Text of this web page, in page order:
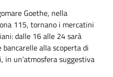
Goethe, nella
115, tornano i mercatini
dalle 16 alle 24 sarà
alla scoperta di
in un’atmosfera suggestiva